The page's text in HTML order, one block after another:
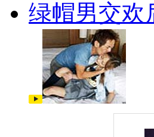
绿帽男交欢